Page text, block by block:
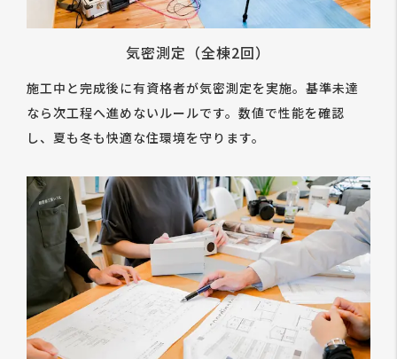
気密測定（全棟2回）
施工中と完成後に有資格者が気密測定を実施。基準未達
なら次工程へ進めないルールです。数値で性能を確認
し、夏も冬も快適な住環境を守ります。